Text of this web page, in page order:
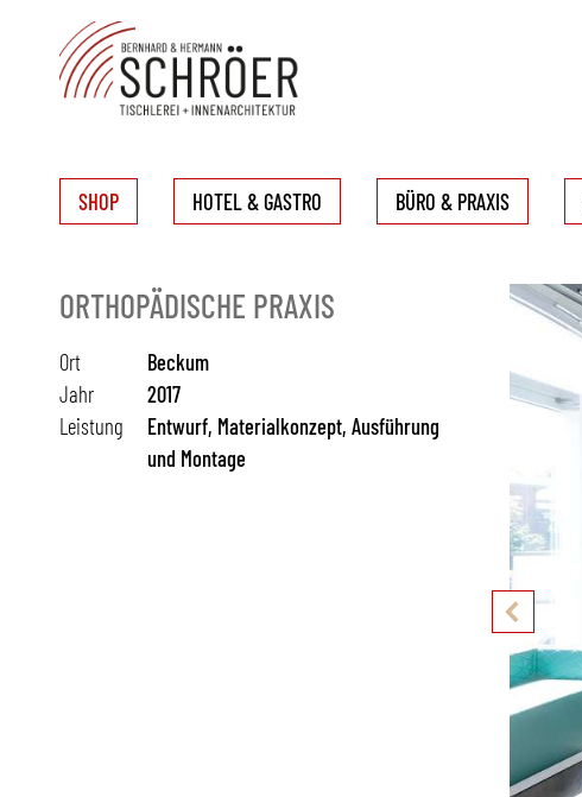
SHOP HOTEL & GASTRO BÜRO & PRAXIS
ORTHOPÄDISCHE PRAXIS
Ort
Beckum
Jahr
2017
Leistung
Entwurf, Materialkonzept, Ausführung
und Montage